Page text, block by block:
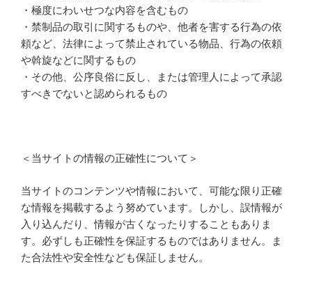
・極度にわいせつな内容を含むもの
・禁制品の取引に関するものや、他者を害する行為の依
頼など、法律によって禁止されている物品、行為の依頼
や斡旋などに関するもの
・その他、公序良俗に反し、または管理人によって承認
すべきでないと認められるもの
＜当サイトの情報の正確性について＞
当サイトのコンテンツや情報において、可能な限り正確
な情報を掲載するよう努めています。しかし、誤情報が
入り込んだり、情報が古くなったりすることもありま
す。必ずしも正確性を保証するものではありません。ま
た合法性や安全性なども保証しません。